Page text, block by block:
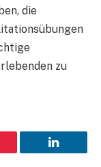
die
zu
LinkedIn